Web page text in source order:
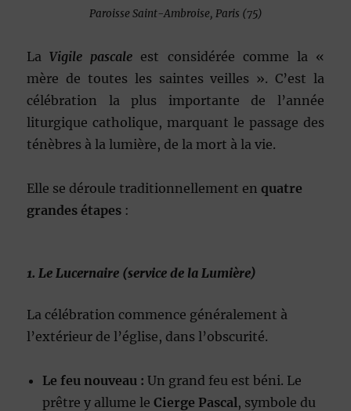
Paroisse Saint-Ambroise, Paris (75)
LaVigile pascale est considérée comme la «
mère de toutes les saintes veilles ». C’est la
célébration la plus importante de l’année
liturgique catholique, marquant le passage des
ténèbres à la lumière, de la mort à la vie.
Elle se déroule traditionnellement enquatre
grandes étapes :
1. Le Lucernaire (service de la Lumière)
La célébration commence généralement à
l’extérieur de l’église, dans l’obscurité.
Le feu nouveau : Un grand feu est béni. Le
prêtre y allume leCierge Pascal, symbole du